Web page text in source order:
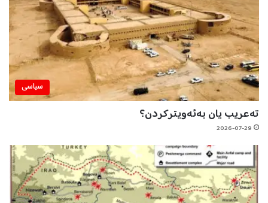
سیاسی
تەعریب یان بەئەویترکردن؟
2026-07-29